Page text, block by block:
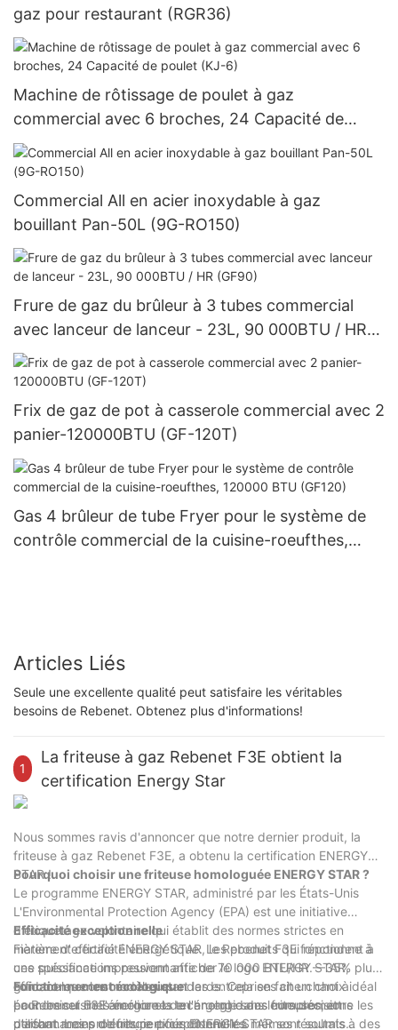
gaz pour restaurant (RGR36)
Machine de rôtissage de poulet à gaz
commercial avec 6 broches, 24 Capacité de
poulet (KJ-6)
Commercial All en acier inoxydable à gaz
bouillant Pan-50L (9G-RO150)
Frure de gaz du brûleur à 3 tubes commercial
avec lanceur de lanceur - 23L, 90 000BTU / HR
(GF90)
Frix de gaz de pot à casserole commercial avec 2
panier-120000BTU (GF-120T)
Gas 4 brûleur de tube Fryer pour le système de
contrôle commercial de la cuisine-roeufthes,
Articles Liés
Seule une excellente qualité peut satisfaire les véritables
besoins de Rebenet. Obtenez plus d'informations!
1
La friteuse à gaz Rebenet F3E obtient la
certification Energy Star
Nous sommes ravis d'annoncer que notre dernier produit, la
friteuse à gaz Rebenet F3E, a obtenu la certification ENERGY
STAR !
Pourquoi choisir une friteuse homologuée ENERGY STAR ?
Le programme ENERGY STAR, administré par les États-Unis
L'Environmental Protection Agency (EPA) est une initiative
d'étiquetage volontaire qui établit des normes strictes en
matière d'efficacité énergétique. Les produits qui répondent à
ces spécifications peuvent afficher le logo ENERGY STAR,
guidant les consommateurs et les entreprises cherchant à
économiser de l'énergie et de l'argent dans leurs décisions
d'achat. Les produits certifiés ENERGY STAR sont soumis à des
Efficacité exceptionnelle
Fièrement certifié ENERGY STAR, le Rebenet F3E fonctionne à
une puissance impressionnante de 70 000 BTU/HR.—35% plus
efficace que les modèles standards. Cela en fait un choix idéal
pour les cuisines économes en énergie sans compromettre les
performances de friture exceptionnelles.
Fonctionnement écologique
La Rebenet F3E améliore la technologie des friteuses, en
utilisant moins d'énergie pour obtenir les mêmes résultats